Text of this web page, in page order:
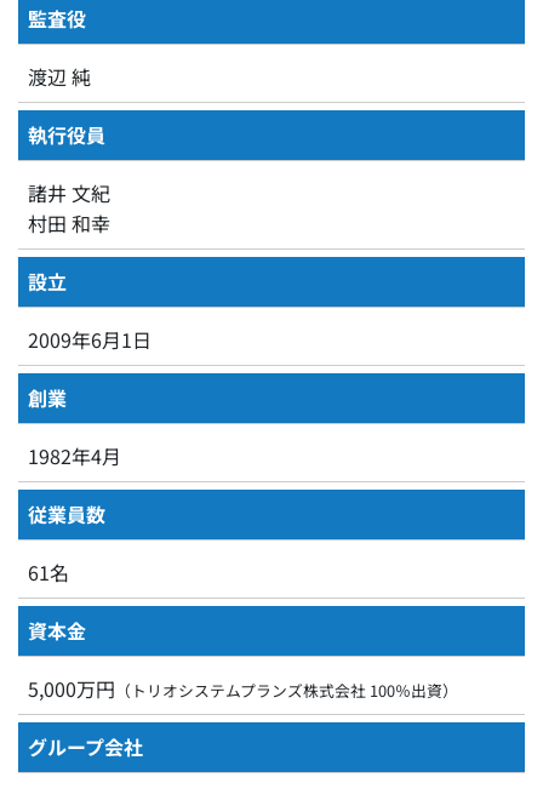
監査役
渡辺 純
執行役員
諸井 文紀
村田 和幸
設立
2009年6月1日
創業
1982年4月
従業員数
61名
資本金
5,000万円 （トリオシステムプランズ株式会社 100％出資）
グループ会社